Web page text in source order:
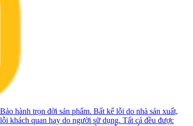
Bảo hành trọn đời sản phẩm. Bất kể lỗi do nhà sản xuất,
lỗi khách quan hay do người sữ dụng. Tất cả đều được